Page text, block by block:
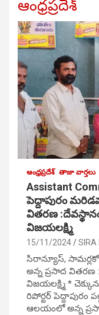
ఆంధ్రప్రదేశ్
ఆంధ్రప్రదేశ్ తాజా వార్తలు
Assistant
పెద్దాపురం
వితరణ
విజయలక్ష్మి
15/11/2024 SIRA
సిరాన్యూస్,
అన్న ప్రసాద వితరణ
విజయలక్ష్మి *
రిపోర్టర్
ఆలయంలో అన్న